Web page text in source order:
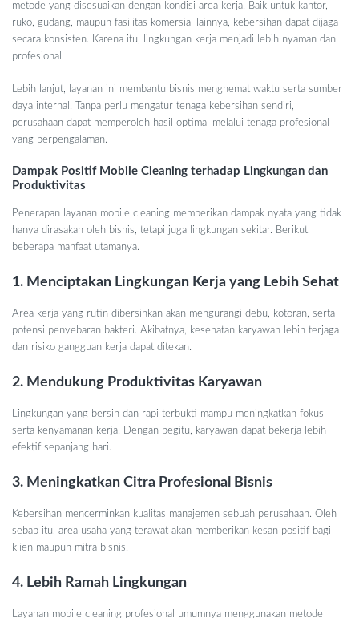
metode yang disesuaikan dengan kondisi area kerja. Baik untuk kantor,
ruko, gudang, maupun fasilitas komersial lainnya, kebersihan dapat dijaga
secara konsisten. Karena itu, lingkungan kerja menjadi lebih nyaman dan
profesional.
Lebih lanjut, layanan ini membantu bisnis menghemat waktu serta sumber
daya internal. Tanpa perlu mengatur tenaga kebersihan sendiri,
perusahaan dapat memperoleh hasil optimal melalui tenaga profesional
yang berpengalaman.
Dampak Positif Mobile Cleaning terhadap Lingkungan dan
Produktivitas
Penerapan layanan mobile cleaning memberikan dampak nyata yang tidak
hanya dirasakan oleh bisnis, tetapi juga lingkungan sekitar. Berikut
beberapa manfaat utamanya.
1. Menciptakan Lingkungan Kerja yang Lebih Sehat
Area kerja yang rutin dibersihkan akan mengurangi debu, kotoran, serta
potensi penyebaran bakteri. Akibatnya, kesehatan karyawan lebih terjaga
dan risiko gangguan kerja dapat ditekan.
2. Mendukung Produktivitas Karyawan
Lingkungan yang bersih dan rapi terbukti mampu meningkatkan fokus
serta kenyamanan kerja. Dengan begitu, karyawan dapat bekerja lebih
efektif sepanjang hari.
3. Meningkatkan Citra Profesional Bisnis
Kebersihan mencerminkan kualitas manajemen sebuah perusahaan. Oleh
sebab itu, area usaha yang terawat akan memberikan kesan positif bagi
klien maupun mitra bisnis.
4. Lebih Ramah Lingkungan
Layanan mobile cleaning profesional umumnya menggunakan metode